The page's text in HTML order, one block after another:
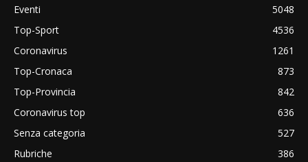
Eventi
5048
Top-Sport
4536
Coronavirus
1261
Top-Cronaca
873
Top-Provincia
842
Coronavirus top
636
Senza categoria
527
Rubriche
386